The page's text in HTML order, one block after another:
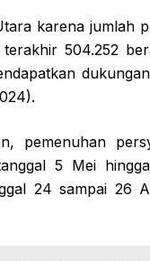
karena jumlah
504.252
pemenuhan
5 Mei
24 sampai 26